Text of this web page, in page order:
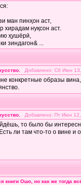
ман пинҳон аст,
хирадам нуқсон аст.
ҳушёрӣ,
зиндагон& ...
Добавлено: Сб Июн
конкретные образы
Добавлено: Пт Июн
то было бы
ли там что-то о вине и
книги Ошо, но как же тогда